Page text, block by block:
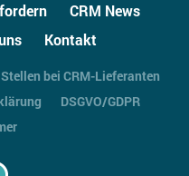
CRM News
Kontakt
bei CRM-Lieferanten
DSGVO/GDPR